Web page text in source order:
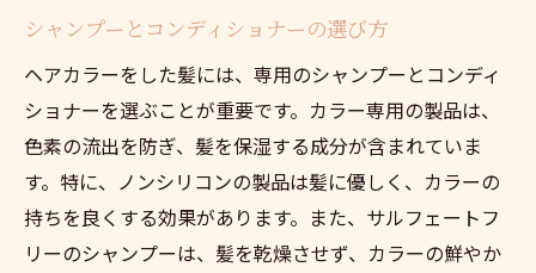
シャンプーとコンディショナーの選び方
ヘアカラーをした髪には、専用のシャンプーとコンディ
ショナーを選ぶことが重要です。カラー専用の製品は、
色素の流出を防ぎ、髪を保湿する成分が含まれていま
す。特に、ノンシリコンの製品は髪に優しく、カラーの
持ちを良くする効果があります。また、サルフェートフ
リーのシャンプーは、髪を乾燥させず、カラーの鮮やか